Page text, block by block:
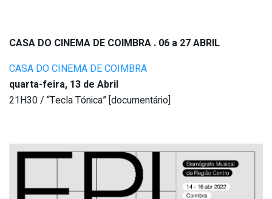
CASA DO CINEMA DE COIMBRA . 06 a 27 ABRIL
CASA DO CINEMA DE COIMBRA
quarta-feira, 13 de Abril
21H30 / “Tecla Tónica” [documentário]